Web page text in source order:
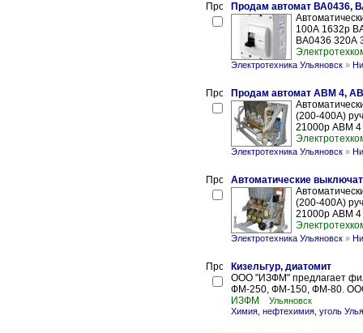
Продам автомат ВА0436,
100А 1632р
ВА0436 320А
Электротехника Ульяновск »
Продам автомат АВМ 4,
(200-400А)
21000р АВМ 4
Электротехника Ульяновск »
Автоматические
(200-400А)
21000р АВМ 4
Электротехника Ульяновск »
Кизельгур, диатомит
ООО "ИЗФМ" предлагает
ФМ-250, ФМ-150, ФМ-80. ООО
ИЗФМ
Ульяновск
Химия, нефтехимия, уголь